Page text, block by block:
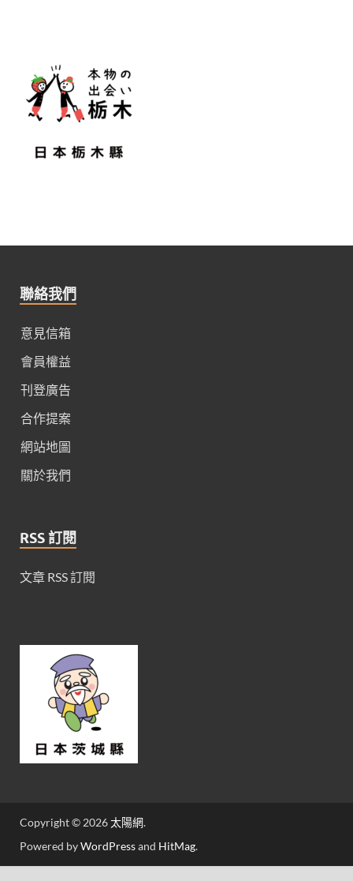
聯絡我們
意見信箱
會員權益
刊登廣告
合作提案
網站地圖
關於我們
RSS 訂閱
文章 RSS 訂閱
Copyright © 2026太陽網.
Powered byWordPressand HitMag.